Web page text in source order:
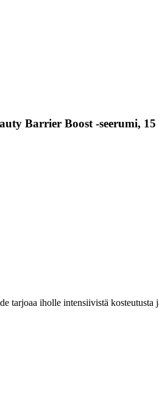
Barrier Boost -seerumi, 15
tarjoaa iholle intensiivistä